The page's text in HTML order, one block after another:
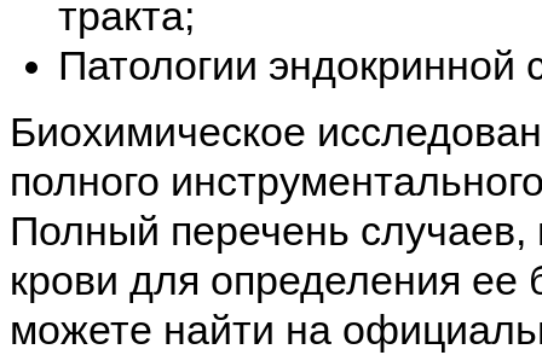
тракта;
Патологии эндокринной
Биохимическое
полного
Полный перечень случаев,
крови для определения ее
можете найти на